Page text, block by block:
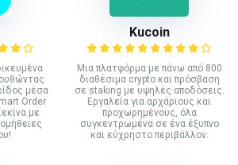
μέσα
Order
με
Kucoin
Mια πλατφόρμα με πάνω από 800
διαθέσιμα crypto και πρόσβαση
σε staking με υψηλές αποδόσεις.
Εργαλεία για αρχάριους και
προχωρημένους, όλα
συγκεντρωμένα σε ένα έξυπνο
και εύχρηστο περιβάλλον.